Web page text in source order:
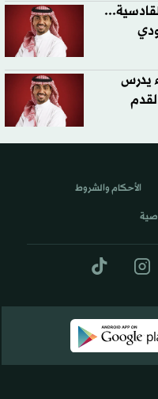
يدرس
الأحكام والشروط